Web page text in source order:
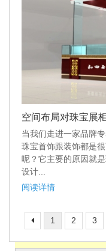
空间布局对珠宝展
当我们走进一家品牌
珠宝首饰跟装饰都是
呢？它主要的原因就
设计...
阅读详情
1 2 3